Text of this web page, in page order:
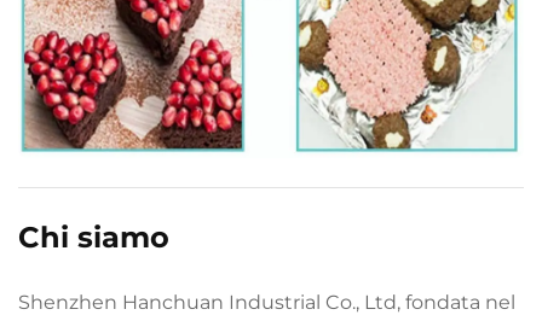
Chi siamo
Shenzhen Hanchuan Industrial Co., Ltd, fondata nel